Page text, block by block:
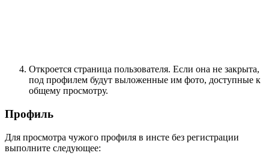
Откроется страница пользователя. Если она не закрыта,
под профилем будут выложенные им фото, доступные к
общему просмотру.
Профиль
Для просмотра чужого профиля в инсте без регистрации
выполните следующее: